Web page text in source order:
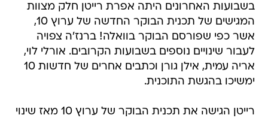
בשבועות האחרונים היתה אפרת רייטן חלק מצוות
המגישים של תכנית הבוקר החדשה של ערוץ 10,
אשר כפי שפורסם הבוקר בוואלה! ברנז'ה צפויה
לעבור שינויים נוספים בשבועות הקרובים. אורלי לוי,
אריה עמית, אילן גורן וכתבים אחרים של חדשות 10
ימשיכו בהגשת התוכנית.
רייטן הגישה את תכנית הבוקר של ערוץ 10 מאז שינוי